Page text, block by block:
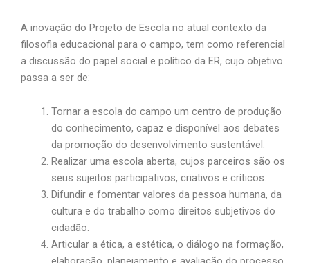
A inovação do Projeto de Escola no atual contexto da
filosofia educacional para o campo, tem como referencial
a discussão do papel social e político da ER, cujo objetivo
passa a ser de:
Tornar a escola do campo um centro de produção
do conhecimento, capaz e disponível aos debates
da promoção do desenvolvimento sustentável.
Realizar uma escola aberta, cujos parceiros são os
seus sujeitos participativos, criativos e críticos.
Difundir e fomentar valores da pessoa humana, da
cultura e do trabalho como direitos subjetivos do
cidadão.
Articular a ética, a estética, o diálogo na formação,